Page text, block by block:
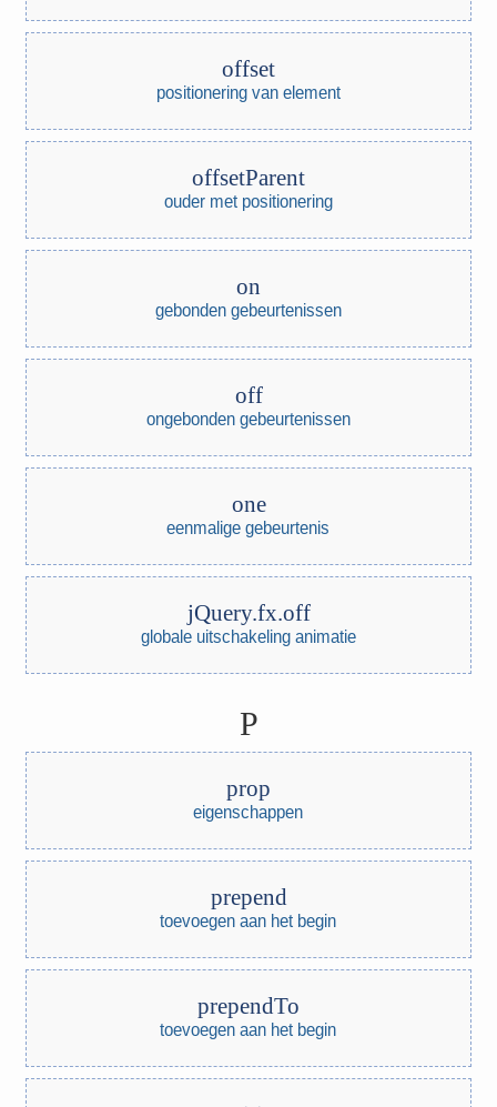
offset
positionering van element
offsetParent
ouder met positionering
on
gebonden gebeurtenissen
off
ongebonden gebeurtenissen
one
eenmalige gebeurtenis
jQuery.fx.off
globale uitschakeling animatie
P
prop
eigenschappen
prepend
toevoegen aan het begin
prependTo
toevoegen aan het begin